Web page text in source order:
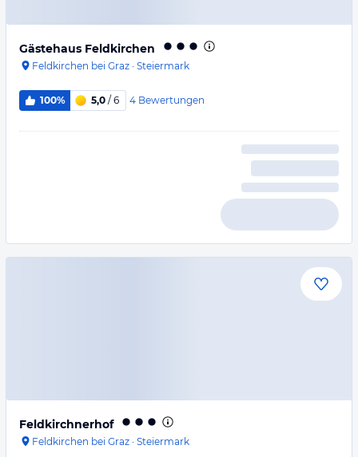
Gästehaus Feldkirchen
Feldkirchen bei Graz · Steiermark
100% 5,0 / 6 4 Bewertungen
Feldkirchnerhof
Feldkirchen bei Graz · Steiermark